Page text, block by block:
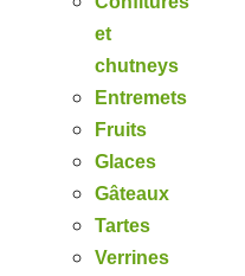
et
chutneys
Entremets
Fruits
Glaces
Gâteaux
Tartes
Verrines